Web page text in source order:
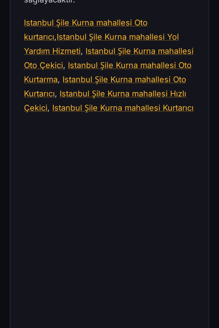
Istanbul Şile Kurna mahallesi Oto
kurtarıcı,Istanbul Şile Kurna mahallesi Yol
Yardım Hizmeti, Istanbul Şile Kurna mahallesi
Oto Çekici, Istanbul Şile Kurna mahallesi Oto
Kurtarma, Istanbul Şile Kurna mahallesi Oto
Kurtarıcı, Istanbul Şile Kurna mahallesi Hızlı
Çekici, Istanbul Şile Kurna mahallesi Kurtarıcı